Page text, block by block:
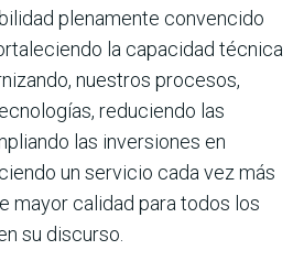
plenamente convencido
la capacidad técnica
nuestros procesos,
reduciendo las
las inversiones en
un servicio cada vez más
mayor calidad para todos los
su discurso.